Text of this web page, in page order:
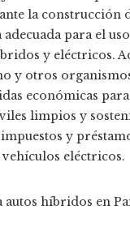
la construcción
para el
y eléctricos.
y otros
económicas
limpios y
y
eléctricos.